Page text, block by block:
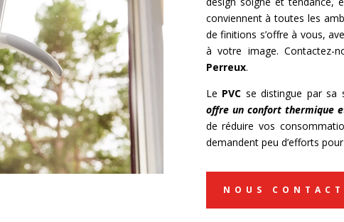
conviennent à toutes les
de finitions s’offre à vous,
à votre image. Contactez-
Perreux.
Le PVC se distingue par sa
offre un confort thermique
de réduire vos
demandent peu d’efforts
NOUS